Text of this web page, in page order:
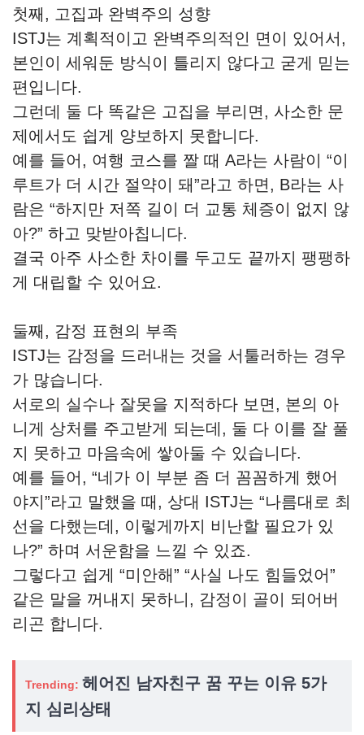
첫째, 고집과 완벽주의 성향
ISTJ는 계획적이고 완벽주의적인 면이 있어서,
본인이 세워둔 방식이 틀리지 않다고 굳게 믿는
편입니다.
그런데 둘 다 똑같은 고집을 부리면, 사소한 문
제에서도 쉽게 양보하지 못합니다.
예를 들어, 여행 코스를 짤 때 A라는 사람이 “이
루트가 더 시간 절약이 돼”라고 하면, B라는 사
람은 “하지만 저쪽 길이 더 교통 체증이 없지 않
아?” 하고 맞받아칩니다.
결국 아주 사소한 차이를 두고도 끝까지 팽팽하
게 대립할 수 있어요.
둘째, 감정 표현의 부족
ISTJ는 감정을 드러내는 것을 서툴러하는 경우
가 많습니다.
서로의 실수나 잘못을 지적하다 보면, 본의 아
니게 상처를 주고받게 되는데, 둘 다 이를 잘 풀
지 못하고 마음속에 쌓아둘 수 있습니다.
예를 들어, “네가 이 부분 좀 더 꼼꼼하게 했어
야지”라고 말했을 때, 상대 ISTJ는 “나름대로 최
선을 다했는데, 이렇게까지 비난할 필요가 있
나?” 하며 서운함을 느낄 수 있죠.
그렇다고 쉽게 “미안해” “사실 나도 힘들었어”
같은 말을 꺼내지 못하니, 감정이 골이 되어버
리곤 합니다.
Trending: 헤어진 남자친구 꿈 꾸는 이유 5가
지 심리상태